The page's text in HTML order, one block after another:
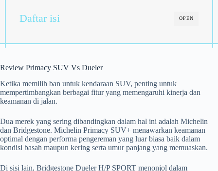
OPEN
Daftar isi
Review Primacy SUV Vs Dueler
Ketika memilih ban untuk kendaraan SUV, penting untuk
mempertimbangkan berbagai fitur yang memengaruhi kinerja dan
keamanan di jalan.
Dua merek yang sering dibandingkan dalam hal ini adalah Michelin
dan Bridgestone. Michelin Primacy SUV+ menawarkan keamanan
optimal dengan performa pengereman yang luar biasa baik dalam
kondisi basah maupun kering serta umur panjang yang memuaskan.
Di sisi lain, Bridgestone Dueler H/P SPORT menonjol dalam